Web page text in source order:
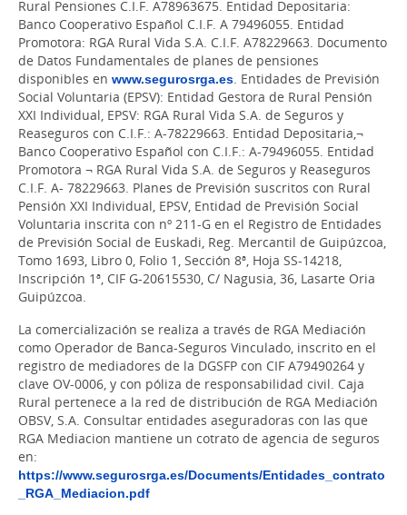
Rural Pensiones C.I.F. A78963675. Entidad Depositaria:
Banco Cooperativo Español C.I.F. A 79496055. Entidad
Promotora: RGA Rural Vida S.A. C.I.F. A78229663. Documento
de Datos Fundamentales de planes de pensiones
disponibles en www.segurosrga.es. Entidades de Previsión
Social Voluntaria (EPSV): Entidad Gestora de Rural Pensión
XXI Individual, EPSV: RGA Rural Vida S.A. de Seguros y
Reaseguros con C.I.F.: A-78229663. Entidad Depositaria,¬
Banco Cooperativo Español con C.I.F.: A-79496055. Entidad
Promotora ¬ RGA Rural Vida S.A. de Seguros y Reaseguros
C.I.F. A- 78229663. Planes de Previsión suscritos con Rural
Pensión XXI Individual, EPSV, Entidad de Previsión Social
Voluntaria inscrita con nº 211-G en el Registro de Entidades
de Previsión Social de Euskadi, Reg. Mercantil de Guipúzcoa,
Tomo 1693, Libro 0, Folio 1, Sección 8ª, Hoja SS-14218,
Inscripción 1ª, CIF G-20615530, C/ Nagusia, 36, Lasarte Oria
Guipúzcoa.
La comercialización se realiza a través de RGA Mediación
como Operador de Banca-Seguros Vinculado, inscrito en el
registro de mediadores de la DGSFP con CIF A79490264 y
clave OV-0006, y con póliza de responsabilidad civil. Caja
Rural pertenece a la red de distribución de RGA Mediación
OBSV, S.A. Consultar entidades aseguradoras con las que
RGA Mediacion mantiene un cotrato de agencia de seguros
en:
https://www.segurosrga.es/Documents/Entidades_contrato
_RGA_Mediacion.pdf